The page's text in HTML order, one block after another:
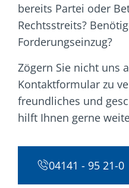
bereits Partei oder
Rechtsstreits?
Forderungseinzug?
Zögern Sie nicht uns
Kontaktformular zu
freundliches und
hilft Ihnen gerne
04141 - 95 21-0